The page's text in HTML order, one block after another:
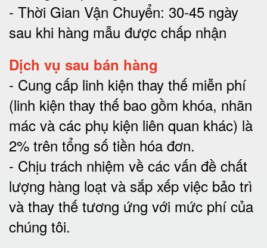
- Thời Gian Vận Chuyển: 30-45 ngày
sau khi hàng mẫu được chấp nhận
Dịch vụ sau bán hàng
- Cung cấp linh kiện thay thế miễn phí
(linh kiện thay thế bao gồm khóa, nhãn
mác và các phụ kiện liên quan khác) là
2% trên tổng số tiền hóa đơn.
- Chịu trách nhiệm về các vấn đề chất
lượng hàng loạt và sắp xếp việc bảo trì
và thay thế tương ứng với mức phí của
chúng tôi.